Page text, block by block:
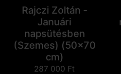
Rajczi Zoltán -
Januári
napsütésben
(Szemes) (50x70
cm)
287 000 Ft